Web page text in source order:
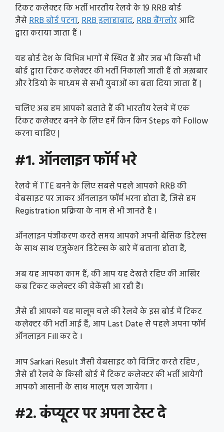
टिकट कलेक्टर कि भर्ती भारतीय रेलवे के 19 RRB बोर्ड
जैसेRRB बोर्ड पटना,RRB इलाहाबाद,RRB बैंगलोरआदि
द्वारा कराया जाता हैं ।
यह बोर्ड देश के विभिन्न भागों में स्थित हैं और जब भी किसी भी
बोर्ड द्वारा टिकट कलेक्टर की भर्ती निकाली जाती हैं तो अख़बार
और रेडियो के माध्यम से सभी युवाओं का बता दिया जाता हैं |
चलिए अब हम आपको बताते हैं की भारतीय रेलवे में एक
टिकट कलेक्टर बनने के लिए हमें किन किन Steps को Follow
करना चाहिए |
#1. ऑनलाइन फॉर्म भरे
रेलवे में TTE बनने के लिए सबसे पहले आपको RRB की
वेबसाइट पर जाकर ऑनलाइन फॉर्म भरना होता हैं, जिसे हम
Registration प्रक्रिया के नाम से भी जानते है ।
ऑनलाइन पंजीकरण करते समय आपको अपनी बेसिक डिटेल्स
के साथ साथ एजुकेशन डिटेल्स के बारे में बताना होता हैं,
अब यह आपका काम हैं, की आप यह देखते रहिए की आखिर
कब टिकट कलेक्टर की वेकेंसी आ रही हैं।
जैसे ही आपको यह मालूम चले की रेलवे के इस बोर्ड में टिकट
कलेक्टर की भर्ती आई हैं, आप Last Date से पहले अपना फॉर्म
ऑनलाइन Fill कर दे ।
आप Sarkari Result जैसी वेबसाइट को विजिट करते रहिए ,
जैसे ही रेलवे के किसी बोर्ड में टिकट कलेक्टर की भर्ती आयेगी
आपको आसानी के साथ मालूम चल जायेगा ।
#2. कंप्यूटर पर अपना टेस्ट दे